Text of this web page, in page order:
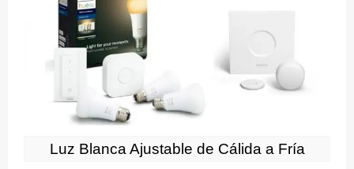
Luz Blanca Ajustable de Cálida a Fría